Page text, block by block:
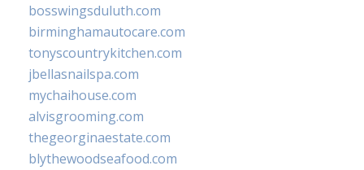
bosswingsduluth.com
birminghamautocare.com
tonyscountrykitchen.com
jbellasnailspa.com
mychaihouse.com
alvisgrooming.com
thegeorginaestate.com
blythewoodseafood.com